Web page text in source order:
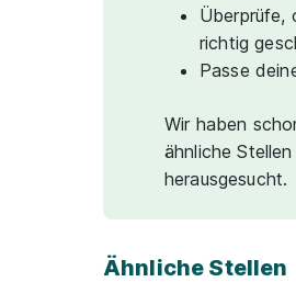
Überprüfe,
richtig
Passe
Wir haben
ähnliche
herausgesucht.
Ähnliche Stellen